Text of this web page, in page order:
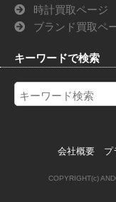
時計買取ページ
ブランド買取ペ
キーワードで検索
会社概要 プ
COPYRIGHT(c)